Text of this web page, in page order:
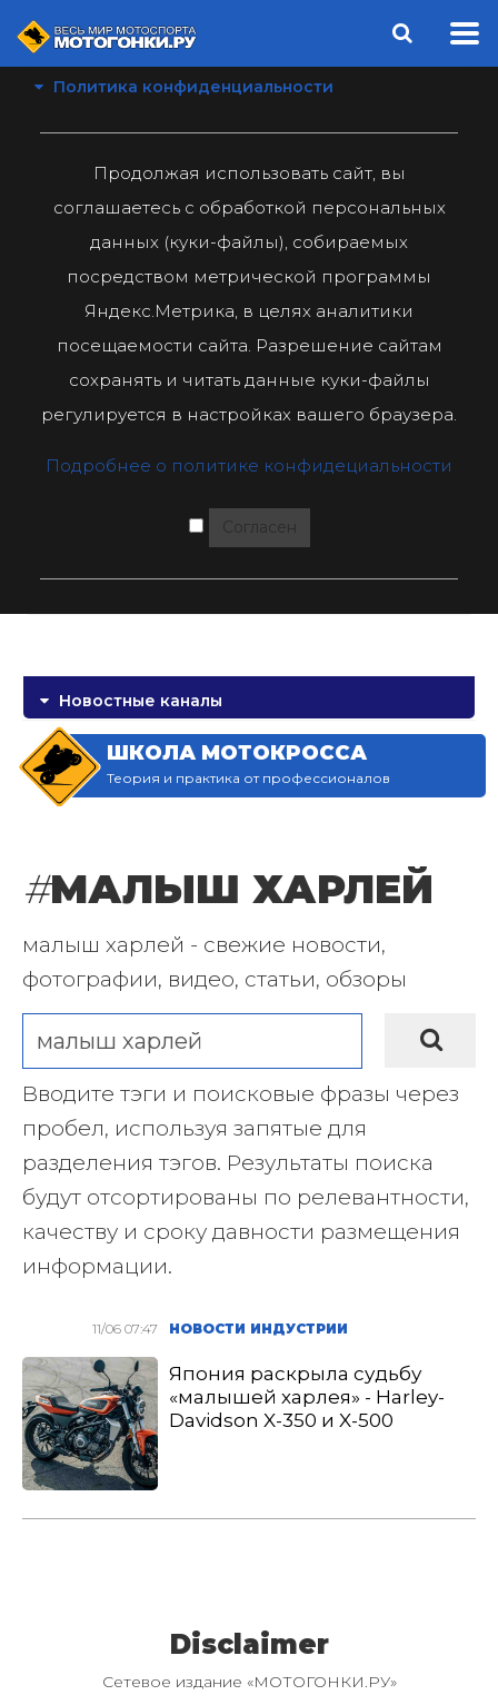
Политика конфиденциальности
Продолжая использовать сайт, вы
соглашаетесь с обработкой персональных
данных (куки-файлы), собираемых
посредством метрической программы
Яндекс.Метрика, в целях аналитики
посещаемости сайта. Разрешение сайтам
сохранять и читать данные куки-файлы
регулируется в настройках вашего браузера.
Подробнее о политике конфидециальности
Согласен
Новостные каналы
ШКОЛА МОТОКРОССА
Теория и практика от профессионалов
#МАЛЫШ ХАРЛЕЙ
малыш харлей - свежие новости,
фотографии, видео, статьи, обзоры
Вводите тэги и поисковые фразы через
пробел, используя запятые для
разделения тэгов. Результаты поиска
будут отсортированы по релевантности,
качеству и сроку давности размещения
информации.
11/06 07:47 НОВОСТИ ИНДУСТРИИ
Япония раскрыла судьбу
«малышей харлея» - Harley-
Davidson X-350 и X-500
Disclaimer
Сетевое издание «МОТОГОНКИ.РУ»